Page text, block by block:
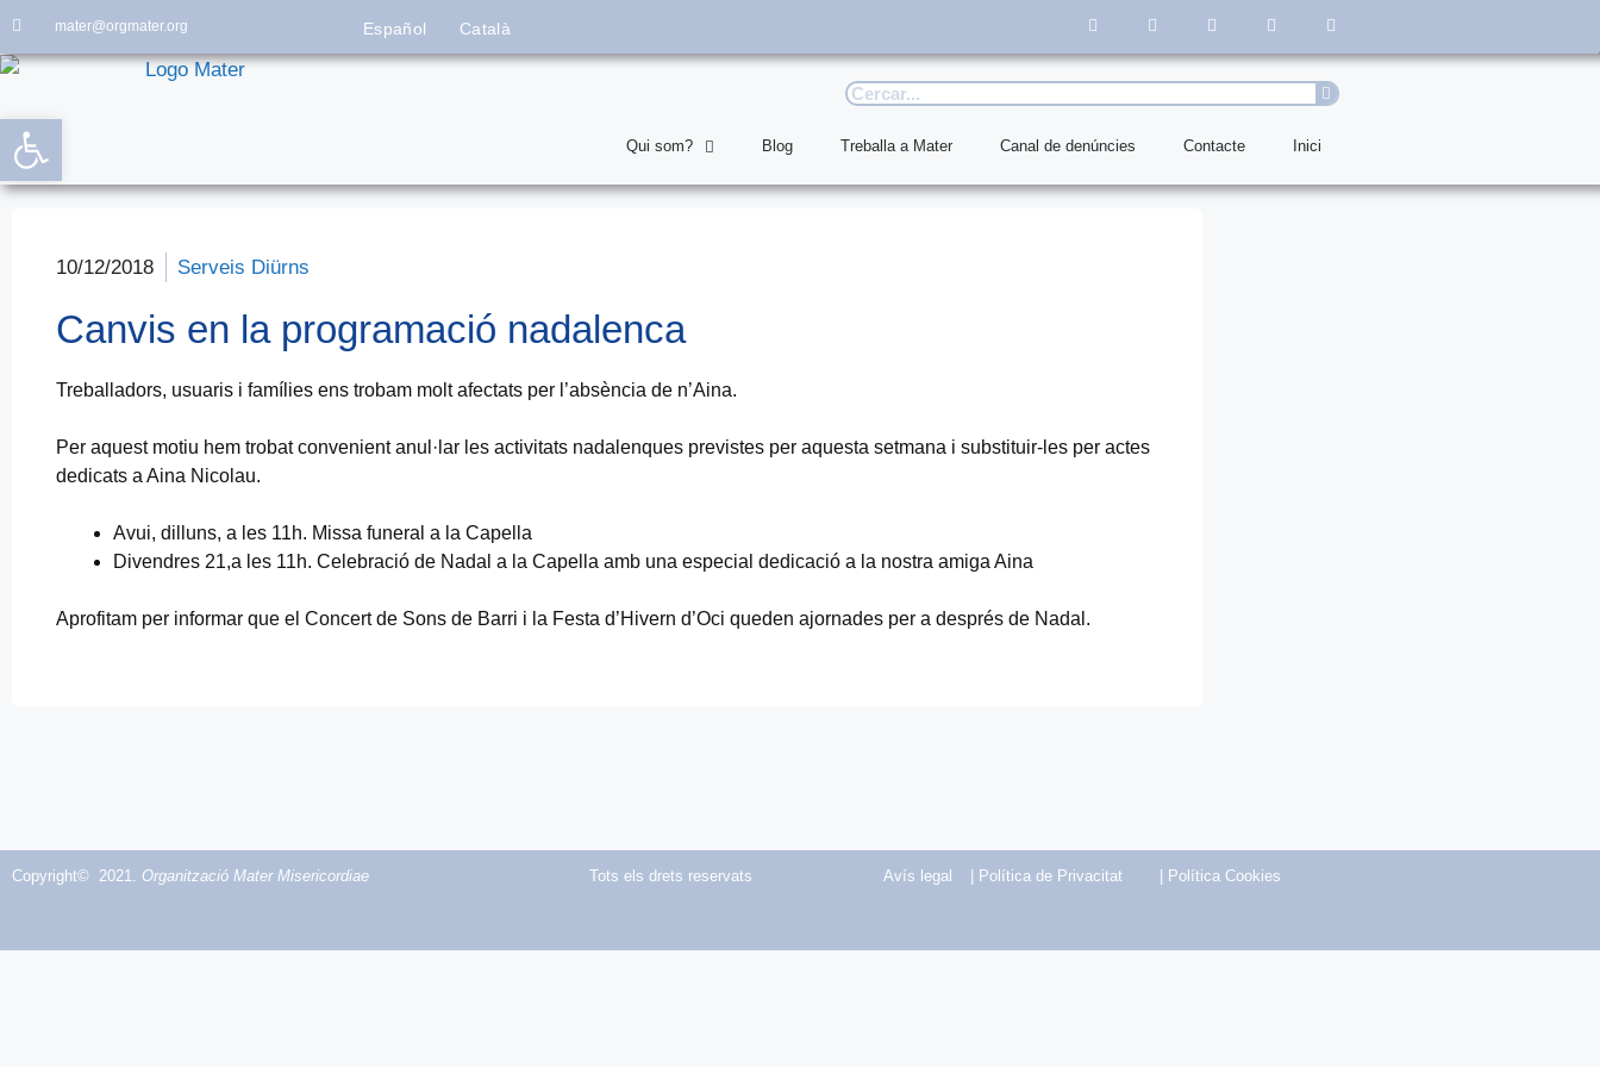
mater@orgmater.org Español Català
Qui som? Blog Treballa a Mater Canal de denúncies Contacte Inici
10/12/2018 Serveis Diürns
Canvis en la programació nadalenca
Treballadors, usuaris i famílies ens trobam molt afectats per l’absència de n’Aina.
Per aquest motiu hem trobat convenient anul·lar les activitats nadalenques previstes per aquesta setmana i substituir-les per actes
dedicats a Aina Nicolau.
Avui, dilluns, a les 11h. Missa funeral a la Capella
Divendres 21,a les 11h. Celebració de Nadal a la Capella amb una especial dedicació a la nostra amiga Aina
Aprofitam per informar que el Concert de Sons de Barri i la Festa d’Hivern d’Oci queden ajornades per a després de Nadal.
Copyright© 2021. Organització Mater Misericordiae Tots els drets reservats Avís legal | Política de Privacitat | Política Cookies
Obre la barra d'eines